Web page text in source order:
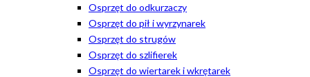
Osprzęt do odkurzaczy
Osprzęt do pił i wyrzynarek
Osprzęt do strugów
Osprzęt do szlifierek
Osprzęt do wiertarek i wkrętarek